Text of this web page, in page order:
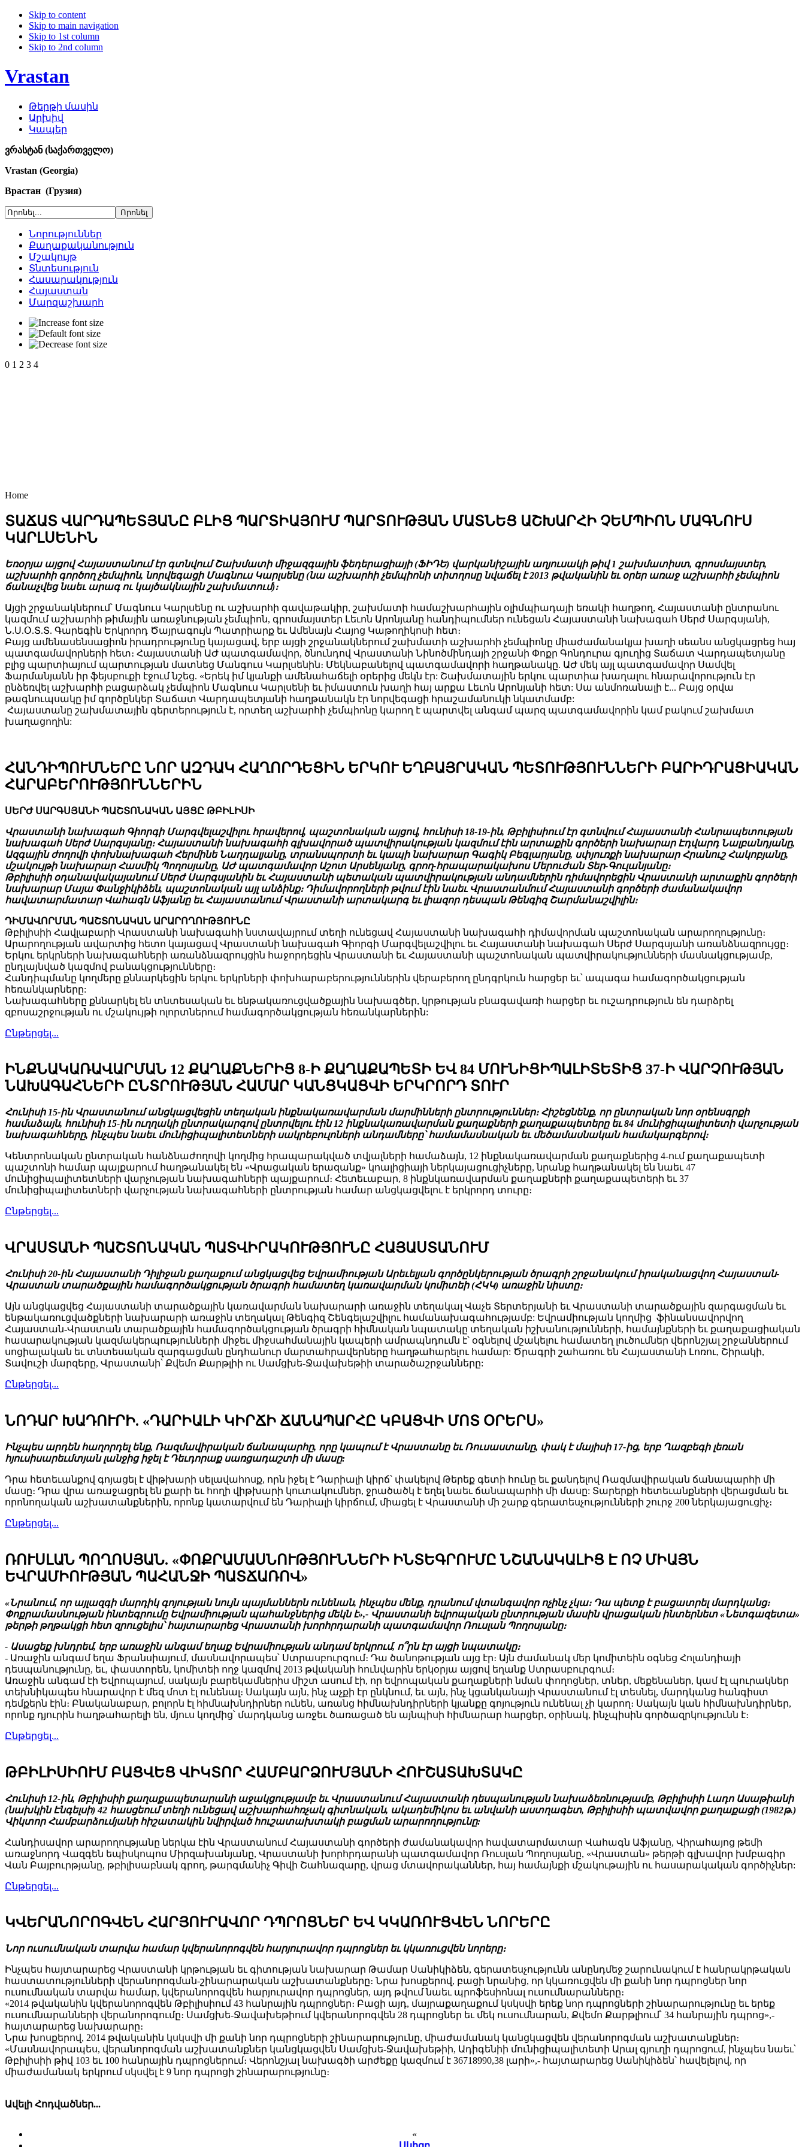
Skip to content
Skip to main navigation
Skip to 1st column
Skip to 2nd column
Vrastan
Թերթի մասին
Արխիվ
Կապեր
ვრასტან (საქართველო)
Vrastan (Georgia)
Врастан (Грузия)
Նորություններ
Քաղաքականություն
Մշակույթ
Տնտեսություն
Հասարակություն
Հայաստան
Մարզաշխարհ
0 1 2 3 4
Home
ՏԱՃԱՏ ՎԱՐԴԱՊԵՏՅԱՆԸ ԲԼԻՑ ՊԱՐՏԻԱՅՈՒՄ ՊԱՐՏՈՒԹՅԱՆ ՄԱՏՆԵՑ ԱՇԽԱՐՀԻ ՉԵՄՊԻՈՆ ՄԱԳՆՈՒՍ
ԿԱՐԼՍԵՆԻՆ
Եռօրյա այցով Հայաստանում էր գտնվում Շախմատի միջազգային ֆեդերացիայի (ՖԻԴԵ) վարկանիշային աղյուսակի թիվ 1 շախմատիստ, գրոսմայստեր,
աշխարհի գործող չեմպիոն, նորվեգացի Մագնուս Կարլսենը (նա աշխարհի չեմպիոնի տիտղոսը նվաճել է 2013 թվականին եւ օրեր առաջ աշխարհի չեմպիոն
ճանաչվեց նաեւ արագ ու կայծակնային շախմատում)։
Այցի շրջանակներում՝ Մագնուս Կարլսենը ու աշխարհի գավաթակիր, շախմատի համաշխարհային օլիմպիադայի եռակի հաղթող, Հայաստանի ընտրանու
կազմում աշխարհի թիմային առաջնության չեմպիոն, գրոսմայստեր Լեւոն Արոնյանը հանդիպումներ ունեցան Հայաստանի նախագահ Սերժ Սարգսյանի,
Ն.Ս.Օ.Տ.Տ. Գարեգին Երկրորդ Ծայրագույն Պատրիարք եւ Ամենայն Հայոց Կաթողիկոսի հետ։
Բայց ամենասենսացիոն իրադրությունը կայացավ, երբ այցի շրջանակներում շախմատի աշխարհի չեմպիոնը միաժամանակյա խաղի սեանս անցկացրեց հայ
պատգամավորների հետ։ Հայաստանի ԱԺ պատգամավոր, ծնունդով Վրաստանի Նինոծմինդայի շրջանի Փոքր Գոնդուրա գյուղից Տաճատ Վարդապետյանը
բլից պարտիայում պարտության մատնեց Մանգուս Կարլսենին։ Մեկնաբանելով պատգամավորի հաղթանակը. ԱԺ մեկ այլ պատգամավոր Սամվել
Ֆարմանյանն իր ֆեյսբուքի էջում նշեց. «Երեկ իմ կյանքի ամենահաճելի օրերից մեկն էր: Շախմատային երկու պարտիա խաղալու հնարավորություն էր
ընձեռվել աշխարհի բացարձակ չեմպիոն Մագնուս Կարլսենի եւ իմաստուն խաղի հայ արքա Լեւոն Արոնյանի հետ: Սա անմոռանալի է... Բայց օրվա
թագնուպսակը իմ գործընկեր Տաճատ Վարդապետյանի հաղթանակն էր նորվեգացի հրաշամանուկի նկատմամբ:
Հայաստանը շախմատային գերտերություն է, որտեղ աշխարհի չեմպիոնը կարող է պարտվել անգամ պարզ պատգամավորին կամ բակում շախմատ
խաղացողին:
ՀԱՆԴԻՊՈՒՄՆԵՐԸ ՆՈՐ ԱԶԴԱԿ ՀԱՂՈՐԴԵՑԻՆ ԵՐԿՈՒ ԵՂԲԱՅՐԱԿԱՆ ՊԵՏՈՒԹՅՈՒՆՆԵՐԻ ԲԱՐԻԴՐԱՑԻԱԿԱՆ
ՀԱՐԱԲԵՐՈՒԹՅՈՒՆՆԵՐԻՆ
ՍԵՐԺ ՍԱՐԳՍՅԱՆԻ ՊԱՇՏՈՆԱԿԱՆ ԱՅՑԸ ԹԲԻԼԻՍԻ
Վրաստանի նախագահ Գիորգի Մարգվելաշվիլու հրավերով, պաշտոնական այցով, հունիսի 18-19-ին, Թբիլիսիում էր գտնվում Հայաստանի Հանրապետության
նախագահ Սերժ Սարգսյանը։ Հայաստանի նախագահի գլխավորած պատվիրակության կազմում էին արտաքին գործերի նախարար Էդվարդ Նալբանդյանը,
Ազգային ժողովի փոխնախագահ Հերմինե Նաղդալյանը, տրանսպորտի եւ կապի նախարար Գագիկ Բեգլարյանը, սփյուռքի նախարար Հրանուշ Հակոբյանը,
մշակույթի նախարար Հասմիկ Պողոսյանը, ԱԺ պատգամավոր Աշոտ Արսենյանը, գրող-հրապարակախոս Մերուժան Տեր-Գուլանյանը։
Թբիլիսիի օդանավակայանում Սերժ Սարգսյանին եւ Հայաստանի պետական պատվիրակության անդամներին դիմավորեցին Վրաստանի արտաքին գործերի
նախարար Մայա Փանջիկիձեն, պաշտոնական այլ անձինք։ Դիմավորողների թվում էին նաեւ Վրաստանմում Հայաստանի գործերի ժամանակավոր
հավատարմատար Վահագն Աֆյանը եւ Հայաստանում Վրաստանի արտակարգ եւ լիազոր դեսպան Թենգիզ Շարմանաշվիլին։
ԴԻՄԱՎՈՐՄԱՆ ՊԱՇՏՈՆԱԿԱՆ ԱՐԱՐՈՂՈՒԹՅՈՒՆԸ
Թբիլիսիի Հավլաբարի Վրաստանի նախագահի նստավայրում տեղի ունեցավ Հայաստանի նախագահի դիմավորման պաշտոնական արարողությունը։
Արարողության ավարտից հետո կայացավ Վրաստանի նախագահ Գիորգի Մարգվելաշվիլու եւ Հայաստանի նախագահ Սերժ Սարգսյանի առանձնազրույցը։
Երկու երկրների նախագահների առանձնազրույցին հաջորդեցին Վրաստանի եւ Հայաստանի պաշտոնական պատվիրակությունների մասնակցությամբ,
ընդլայնված կազմով բանակցությունները։
Հանդիպմանը կողմերը քննարկեցին երկու երկրների փոխհարաբերություններին վերաբերող ընդգրկուն հարցեր եւ՝ ապագա համագործակցության
հեռանկարները:
Նախագահները քննարկել են տնտեսական եւ ենթակառուցվածքային նախագծեր, կրթության բնագավառի հարցեր եւ ուշադրություն են դարձրել
զբոսաշրջության ու մշակույթի ոլորտներում համագործակցության հեռանկարներին:
Ընթերցել...
ԻՆՔՆԱԿԱՌԱՎԱՐՄԱՆ 12 ՔԱՂԱՔՆԵՐԻՑ 8-Ի ՔԱՂԱՔԱՊԵՏԻ ԵՎ 84 ՄՈՒՆԻՑԻՊԱԼԻՏԵՏԻՑ 37-Ի ՎԱՐՉՈՒԹՅԱՆ
ՆԱԽԱԳԱՀՆԵՐԻ ԸՆՏՐՈՒԹՅԱՆ ՀԱՄԱՐ ԿԱՆՑԿԱՑՎԻ ԵՐԿՐՈՐԴ ՏՈՒՐ
Հունիսի 15-ին Վրաստանում անցկացվեցին տեղական ինքնակառավարման մարմինների ընտրություններ։ Հիշեցնենք, որ ընտրական նոր օրենսգրքի
համաձայն, հունիսի 15-ին ուղղակի ընտրակարգով ընտրվելու էին 12 ինքնակառավարման քաղաքների քաղաքապետերը եւ 84 մունիցիպալիտետի վարչության
նախագահները, ինչպես նաեւ մունիցիպալիտետների սակրեբուլոների անդամները՝ համամասնական եւ մեծամասնական համակարգերով։
Կենտրոնական ընտրական հանձնաժողովի կողմից հրապարակված տվյալների համաձայն, 12 ինքնակառավարման քաղաքներից 4-ում քաղաքապետի
պաշտոնի համար պայքարում հաղթանակել են «Վրացական երազանք» կոալիցիայի ներկայացուցիչները, նրանք հաղթանակել են նաեւ 47
մունիցիպալիտետների վարչության նախագահների պայքարում։ Հետեւաբար, 8 ինքնկառավարման քաղաքների քաղաքապետերի եւ 37
մունիցիպալիտետների վարչության նախագահների ընտրության համար անցկացվելու է երկրորդ տուրը։
Ընթերցել...
ՎՐԱՍՏԱՆԻ ՊԱՇՏՈՆԱԿԱՆ ՊԱՏՎԻՐԱԿՈՒԹՅՈՒՆԸ ՀԱՅԱՍՏԱՆՈՒՄ
Հունիսի 20-ին Հայաստանի Դիլիջան քաղաքում անցկացվեց Եվրամիության Արեւելյան գործընկերության ծրագրի շրջանակում իրականացվող Հայաստան-
Վրաստան տարածքային համագործակցության ծրագրի համատեղ կառավարման կոմիտեի (ՀԿԿ) առաջին նիստը։
Այն անցկացվեց Հայաստանի տարածքային կառավարման նախարարի առաջին տեղակալ Վաչե Տերտերյանի եւ Վրաստանի տարածքային զարգացման եւ
ենթակառուցվածքների նախարարի առաջին տեղակալ Թենգիզ Շենգելաշվիլու համանախագահությամբ: Եվրամիության կողմից ֆինանսավորվող
Հայաստան-Վրաստան տարածքային համագործակցության ծրագրի հիմնական նպատակը տեղական իշխանությունների, համայնքների եւ քաղաքացիական
հասարակության կազմակերպությունների միջեւ միջսահմանային կապերի ամրապնդումն է՝ օգնելով մշակելու համատեղ լուծումներ վերոնշյալ շրջաններում
սոցիալական եւ տնտեսական զարգացման ընդհանուր մարտահրավերները հաղթահարելու համար: Ծրագրի շահառու են Հայաստանի Լոռու, Շիրակի,
Տավուշի մարզերը, Վրաստանի՝ Քվեմո Քարթլիի ու Սամցխե-Ջավախեթիի տարածաշրջանները:
Ընթերցել...
ՆՈԴԱՐ ԽԱԴՈՒՐԻ. «ԴԱՐԻԱԼԻ ԿԻՐՃԻ ՃԱՆԱՊԱՐՀԸ ԿԲԱՑՎԻ ՄՈՏ ՕՐԵՐՍ»
Ինչպես արդեն հաղորդել ենք, Ռազմավիրական ճանապարհը, որը կապում է Վրաստանը եւ Ռուսաստանը, փակ է մայիսի 17-ից, երբ Ղազբեգի լեռան
հյուսիսարեւմտյան լանջից իջել է Դեւդորաք սառցադաշտի մի մասը:
Դրա հետեւանքով գոյացել է վիթխարի սելավահոսք, որն իջել է Դարիալի կիրճ՝ փակելով Թերեք գետի հունը եւ քանդելով Ռազմավիրական ճանապարհի մի
մասը։ Դրա վրա առաջացրել են քարի եւ հողի վիթխարի կուտակումներ, ջրածածկ է եղել նաեւ ճանապարհի մի մասը: Տարերքի հետեւանքների վերացման եւ
որոնողական աշխատանքներին, որոնք կատարվում են Դարիալի կիրճում, միացել է Վրաստանի մի շարք գերատեսչությունների շուրջ 200 ներկայացուցիչ։
Ընթերցել...
ՌՈՒՍԼԱՆ ՊՈՂՈՍՅԱՆ. «ՓՈՔՐԱՄԱՍՆՈՒԹՅՈՒՆՆԵՐԻ ԻՆՏԵԳՐՈՒՄԸ ՆՇԱՆԱԿԱԼԻՑ Է ՈՉ ՄԻԱՅՆ
ԵՎՐԱՄԻՈՒԹՅԱՆ ՊԱՀԱՆՋԻ ՊԱՏՃԱՌՈՎ»
«Նրանում, որ այլազգի մարդիկ գոյության նույն պայմաններն ունենան, ինչպես մենք, դրանում վտանգավոր ոչինչ չկա։ Դա պետք է բացատրել մարդկանց։
Փոքրամասնության ինտեգրումը Եվրամիության պահանջներից մեկն է»,- Վրաստանի եվրոպական ընտրության մասին վրացական ինտերնետ «Նետգազետա»
թերթի թղթակցի հետ զրուցելիս՝ հայտարարեց Վրաստանի խորհրդարանի պատգամավոր Ռուսլան Պողոսյանը։
- Ասացեք խնդրեմ, երբ առաջին անգամ եղաք Եվրամիության անդամ երկրում, ո՞րն էր այցի նպատակը։
- Առաջին անգամ եղա Ֆրանսիայում, մասնավորապես՝ Ստրասբուրգում։ Դա ծանոթության այց էր։ Այն ժամանակ մեր կոմիտեին օգնեց Հոլանդիայի
դեսպանությունը, եւ, փաստորեն, կոմիտեի ողջ կազմով 2013 թվականի հունվարին երկօրյա այցով եղանք Ստրասբուրգում։
Առաջին անգամ էի Եվրոպայում, սակայն բարեկամներիս միշտ ասում էի, որ եվրոպական քաղաքների նման փողոցներ, տներ, մեքենաներ, կամ էլ պուրակներ
տեխնիկապես հնարավոր է մեզ մոտ էլ ունենալ։ Սակայն այն, ինչ աչքի էր ընկնում, եւ այն, ինչ կցանկանայի Վրաստանում էլ տեսնել, մարդկանց հանգիստ
դեմքերն էին։ Բնականաբար, բոլորն էլ հիմնախնդիրներ ունեն, առանց հիմնախնդիրների կյանքը գոյություն ունենալ չի կարող։ Սակայն կան հիմնախնդիրներ,
որոնք դյուրին հաղթահարելի են, մյուս կողմից՝ մարդկանց առջեւ ծառացած են այնպիսի հիմնարար հարցեր, օրինակ, ինչպիսին գործազրկությունն է։
Ընթերցել...
ԹԲԻԼԻՍԻՈՒՄ ԲԱՑՎԵՑ ՎԻԿՏՈՐ ՀԱՄԲԱՐՁՈՒՄՅԱՆԻ ՀՈՒՇԱՏԱԽՏԱԿԸ
Հունիսի 12-ին, Թբիլիսիի քաղաքապետարանի աջակցությամբ եւ Վրաստանում Հայաստանի դեսպանության նախաձեռնությամբ, Թբիլիսիի Լադո Ասաթիանի
(նախկին Էնգելսի) 42 հասցեում տեղի ունեցավ աշխարհահռչակ գիտնական, ակադեմիկոս եւ անվանի աստղագետ, Թբիլիսիի պատվավոր քաղաքացի (1982թ.)
Վիկտոր Համբարձումյանի հիշատակին նվիրված հուշատախտակի բացման արարողությունը:
Հանդիսավոր արարողությանը ներկա էին Վրաստանում Հայաստանի գործերի ժամանակավոր հավատարմատար Վահագն Աֆյանը, Վիրահայոց թեմի
առաջնորդ Վազգեն եպիսկոպոս Միրզախանյանը, Վրաստանի խորհրդարանի պատգամավոր Ռուսլան Պողոսյանը, «Վրաստան» թերթի գլխավոր խմբագիր
Վան Բայբուրթյանը, թբիլիսաբնակ գրող, թարգմանիչ Գիվի Շահնազարը, վրաց մտավորականներ, հայ համայնքի մշակութային ու հասարակական գործիչներ:
Ընթերցել...
ԿՎԵՐԱՆՈՐՈԳՎԵՆ ՀԱՐՅՈՒՐԱՎՈՐ ԴՊՐՈՑՆԵՐ ԵՎ ԿԿԱՌՈՒՑՎԵՆ ՆՈՐԵՐԸ
Նոր ուսումնական տարվա համար կվերանորոգվեն հարյուրավոր դպրոցներ եւ կկառուցվեն նորերը։
Ինչպես հայտարարեց Վրաստանի կրթության եւ գիտության նախարար Թամար Սանիկիձեն, գերատեսչությունն անընդմեջ շարունակում է հանրակրթական
հաստատությունների վերանորոգման-շինարարական աշխատանքները։ Նրա խոսքերով, բացի նրանից, որ կկառուցվեն մի քանի նոր դպրոցներ նոր
ուսումնական տարվա համար, կվերանորոգվեն հարյուրավոր դպրոցներ, այդ թվում նաեւ պրոֆեսիոնալ ուսումնարանները։
«2014 թվականին կվերանորոգվեն Թբիլիսիում 43 հանրային դպրոցներ։ Բացի այդ, մայրաքաղաքում կսկսվի երեք նոր դպրոցների շինարարությունը եւ երեք
ուսումնարանների վերանորոգումը։ Սամցխե-Ջավախեթիում կվերանորոգվեն 28 դպրոցներ եւ մեկ ուսումնարան, Քվեմո Քարթլիում՝ 34 հանրային դպրոց»,-
հայտարարեց նախարարը։
Նրա խոսքերով, 2014 թվականին կսկսվի մի քանի նոր դպրոցների շինարարությունը, միաժամանակ կանցկացվեն վերանորոգման աշխատանքներ։
«Մասնավորապես, վերանորոգման աշխատանքներ կանցկացվեն Սամցխե-Ջավախեթիի, Ադիգենիի մունիցիպալիտետի Արալ գյուղի դպրոցում, ինչպես նաեւ՝
Թբիլիսիի թիվ 103 եւ 100 հանրային դպրոցներում։ Վերոնշյալ նախագծի արժեքը կազմում է 36718990,38 լարի»,- հայտարարեց Սանիկիձեն՝ հավելելով, որ
միաժամանակ երկրում սկսվել է 9 նոր դպրոցի շինարարությունը։
Ավելի Հոդվածներ...
«